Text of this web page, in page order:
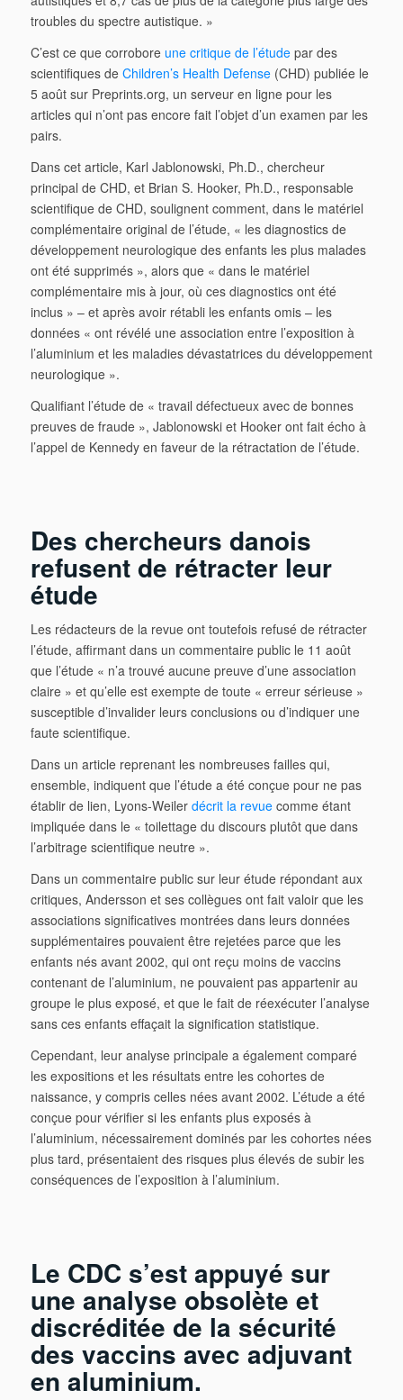
troubles du spectre autistique. »
C’est ce que corrobore une critique de l’étudepar des
scientifiques de Children’s Health Defense(CHD) publiée le
5 août sur Preprints.org, un serveur en ligne pour les
articles qui n’ont pas encore fait l’objet d’un examen par les
pairs.
Dans cet article, Karl Jablonowski, Ph.D., chercheur
principal de CHD, et Brian S. Hooker, Ph.D., responsable
scientifique de CHD, soulignent comment, dans le matériel
complémentaire original de l’étude, « les diagnostics de
développement neurologique des enfants les plus malades
ont été supprimés », alors que « dans le matériel
complémentaire mis à jour, où ces diagnostics ont été
inclus » – et après avoir rétabli les enfants omis – les
données « ont révélé une association entre l’exposition à
l’aluminium et les maladies dévastatrices du développement
neurologique ».
Qualifiant l’étude de « travail défectueux avec de bonnes
preuves de fraude », Jablonowski et Hooker ont fait écho à
l’appel de Kennedy en faveur de la rétractation de l’étude.
Des chercheurs danois
refusent de rétracter leur
étude
Les rédacteurs de la revue ont toutefois refusé de rétracter
l’étude, affirmant dans un commentaire public le 11 août
que l’étude « n’a trouvé aucune preuve d’une association
claire » et qu’elle est exempte de toute « erreur sérieuse »
susceptible d’invalider leurs conclusions ou d’indiquer une
faute scientifique.
Dans un article reprenant les nombreuses failles qui,
ensemble, indiquent que l’étude a été conçue pour ne pas
établir de lien, Lyons-Weiler décrit la revuecomme étant
impliquée dans le « toilettage du discours plutôt que dans
l’arbitrage scientifique neutre ».
Dans un commentaire public sur leur étude répondant aux
critiques, Andersson et ses collègues ont fait valoir que les
associations significatives montrées dans leurs données
supplémentaires pouvaient être rejetées parce que les
enfants nés avant 2002, qui ont reçu moins de vaccins
contenant de l’aluminium, ne pouvaient pas appartenir au
groupe le plus exposé, et que le fait de réexécuter l’analyse
sans ces enfants effaçait la signification statistique.
Cependant, leur analyse principale a également comparé
les expositions et les résultats entre les cohortes de
naissance, y compris celles nées avant 2002. L’étude a été
conçue pour vérifier si les enfants plus exposés à
l’aluminium, nécessairement dominés par les cohortes nées
plus tard, présentaient des risques plus élevés de subir les
conséquences de l’exposition à l’aluminium.
Le CDC s’est appuyé sur
une analyse obsolète et
discréditée de la sécurité
des vaccins avec adjuvant
en aluminium.